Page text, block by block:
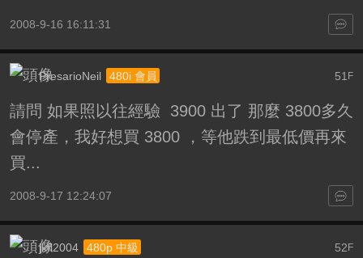
2008-9-16 16:11:31
51 F
PresarioNeil 480i 會員
請問 如果照以往經驗 3900 出了 那麼 3800多久
會停產，我好想買 3800 ，等他跌到最低價再來
買...
2008-9-17 12:24:07
52F
jkfl2004 480p 中級